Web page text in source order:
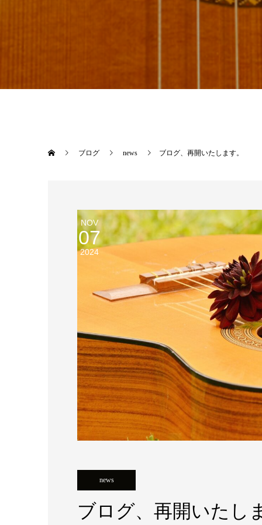
ブログ news ブログ、再開いたします。
NOV
07
2024
news
ブログ、再開いたし